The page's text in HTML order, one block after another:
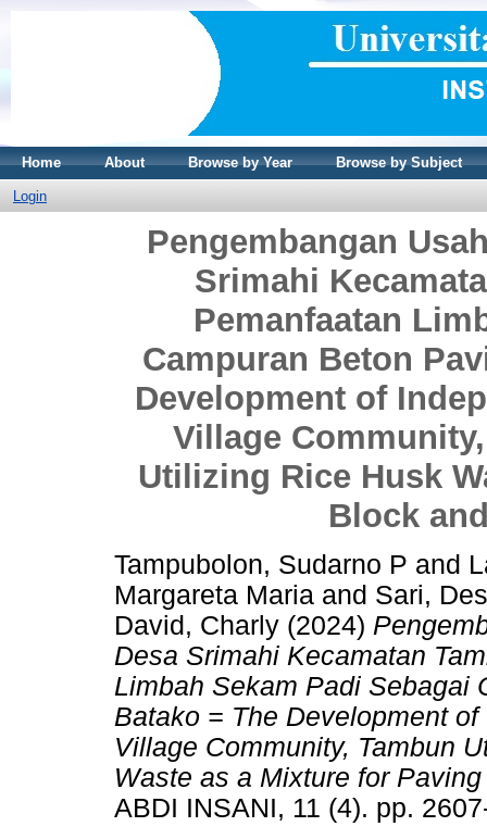
Home About Browse by Year Browse by Subject
Login
Pengembangan
Srimahi
Pemanfaatan
Campuran Beton
Development of
Village
Utilizing Rice Husk
Block
Tampubolon, Sudarno P and
Margareta Maria and Sari,
David, Charly (2024)
Desa Srimahi Kecamatan
Limbah Sekam Padi Sebagai
Batako = The Development
Village Community, Tambun
Waste as a Mixture for
ABDI INSANI, 11 (4). pp.